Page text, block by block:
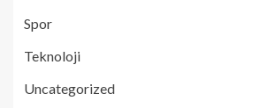
Spor
Teknoloji
Uncategorized